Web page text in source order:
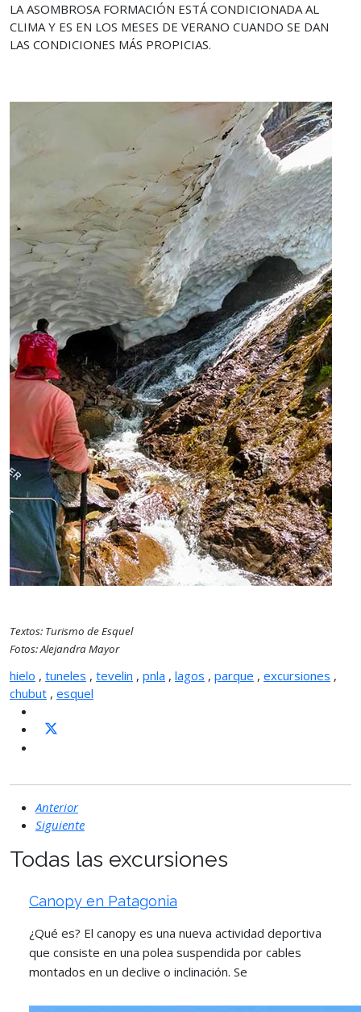
LA ASOMBROSA FORMACIÓN ESTÁ CONDICIONADA AL
CLIMA Y ES EN LOS MESES DE VERANO CUANDO SE DAN
LAS CONDICIONES MÁS PROPICIAS.
Textos: Turismo de Esquel
Fotos: Alejandra Mayor
hielo , tuneles , tevelin , pnla , lagos , parque , excursiones ,
chubut , esquel
Anterior
Siguiente
Todas las excursiones
Canopy en Patagonia
¿Qué es? El canopy es una nueva actividad deportiva
que consiste en una polea suspendida por cables
montados en un declive o inclinación. Se